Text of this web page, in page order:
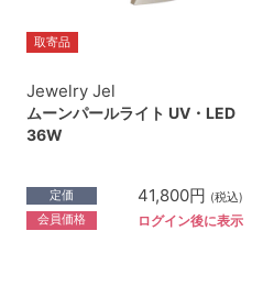
取寄品
Jewelry Jel
ムーンパールライト UV・LED
36W
定価 41,800円 (税込)
会員価格 ログイン後に表示